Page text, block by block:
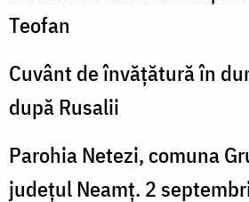
Teofan
Cuvânt de învățătură în
după Rusalii
Parohia Netezi, comuna
județul Neamț. 2